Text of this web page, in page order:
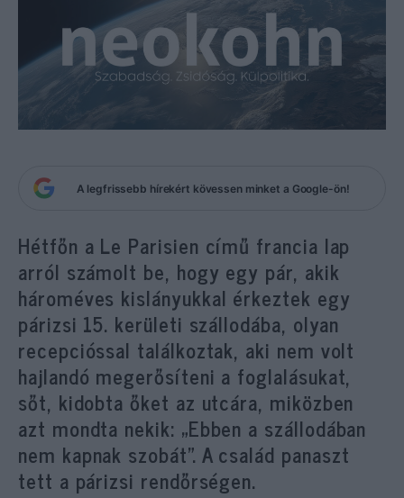
A legfrissebb hírekért kövessen minket a Google-ön!
Hétfőn a Le Parisien című francia lap
arról számolt be, hogy egy pár, akik
hároméves kislányukkal érkeztek egy
párizsi 15. kerületi szállodába, olyan
recepcióssal találkoztak, aki nem volt
hajlandó megerősíteni a foglalásukat,
sőt, kidobta őket az utcára, miközben
azt mondta nekik: „Ebben a szállodában
nem kapnak szobát”. A család panaszt
tett a párizsi rendőrségen.